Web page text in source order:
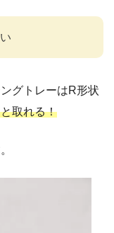
グトレーはR形状
取れる！